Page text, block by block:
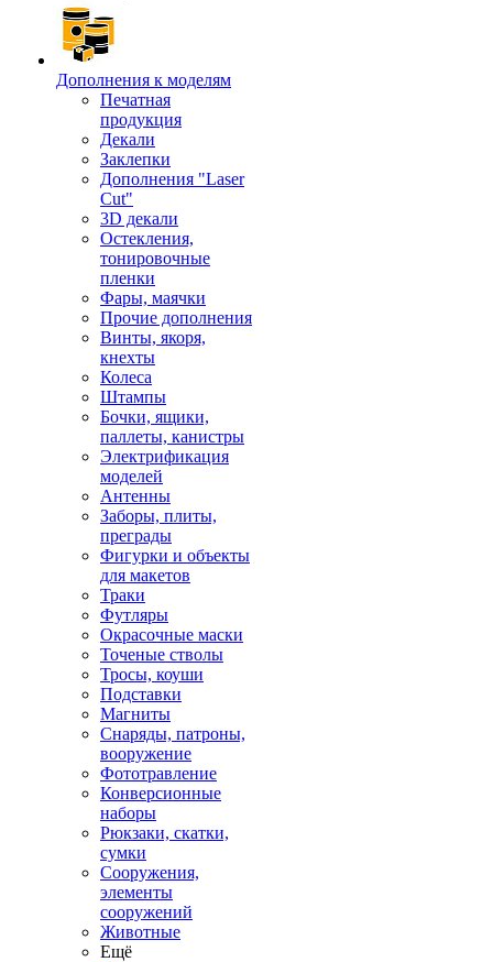
Дополнения к моделям
Печатная
продукция
Декали
Заклепки
Дополнения "Laser
Cut"
3D декали
Остекления,
тонировочные
пленки
Фары, маячки
Прочие дополнения
Винты, якоря,
кнехты
Колеса
Штампы
Бочки, ящики,
паллеты, канистры
Электрификация
моделей
Антенны
Заборы, плиты,
преграды
Фигурки и объекты
для макетов
Траки
Футляры
Окрасочные маски
Точеные стволы
Тросы, коуши
Подставки
Магниты
Снаряды, патроны,
вооружение
Фототравление
Конверсионные
наборы
Рюкзаки, скатки,
сумки
Сооружения,
элементы
сооружений
Животные
Ещё